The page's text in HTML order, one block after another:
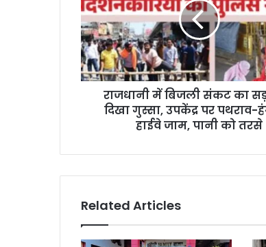
राजधानी में बिजली संकट का
दिखा गुस्सा, उपकेंद्र पर पथराव-
हाईवे जाम, पानी को तरसे
Related Articles